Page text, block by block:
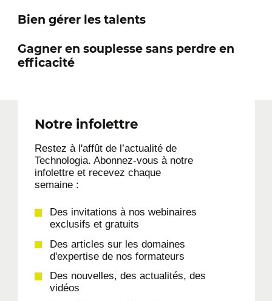
Bien gérer les talents
Gagner en souplesse sans perdre en
efficacité
Notre infolettre
Restez à l'affût de l’actualité de
Technologia. Abonnez-vous à notre
infolettre et recevez chaque
semaine :
Des invitations à nos webinaires
exclusifs et gratuits
Des articles sur les domaines
d'expertise de nos formateurs
Des nouvelles, des actualités, des
vidéos